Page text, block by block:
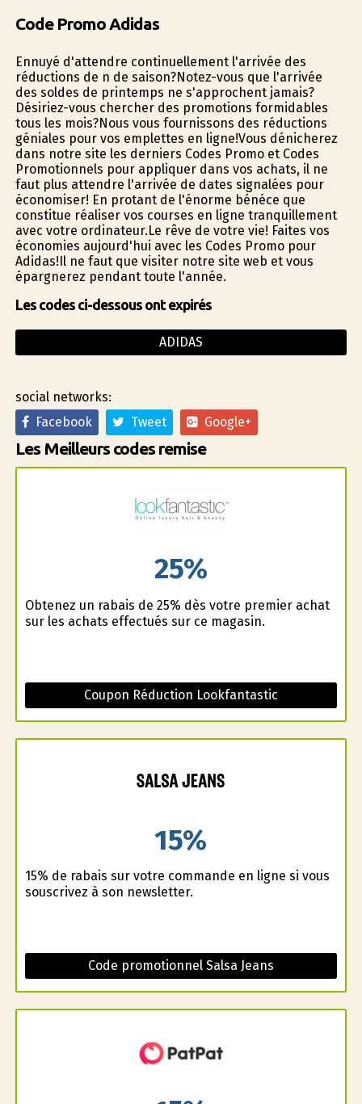
Code Promo Adidas
Ennuyé d'attendre continuellement l'arrivée des
réductions de fin de saison?Notez-vous que l'arrivée
des soldes de printemps ne s'approchent jamais?
Désiriez-vous chercher des promotions formidables
tous les mois?Nous vous fournissons des réductions
géniales pour vos emplettes en ligne!Vous dénicherez
dans notre site les derniers Codes Promo et Codes
Promotionnels pour appliquer dans vos achats, il ne
faut plus attendre l'arrivée de dates signalées pour
économiser! En profitant de l'énorme bénéfice que
constitue réaliser vos courses en ligne tranquillement
avec votre ordinateur.Le rêve de votre vie! Faites vos
économies aujourd'hui avec les Codes Promo pour
Adidas!Il ne faut que visiter notre site web et vous
épargnerez pendant toute l'année.
Les codes ci-dessous ont expirés
ADIDAS
social networks:
Facebook
Tweet Google+
Les Meilleurs codes remise
25%
Obtenez un rabais de 25% dès votre premier achat
sur les achats effectués sur ce magasin.
Coupon Réduction Lookfantastic
15%
15% de rabais sur votre commande en ligne si vous
souscrivez à son newsletter.
Code promotionnel Salsa Jeans